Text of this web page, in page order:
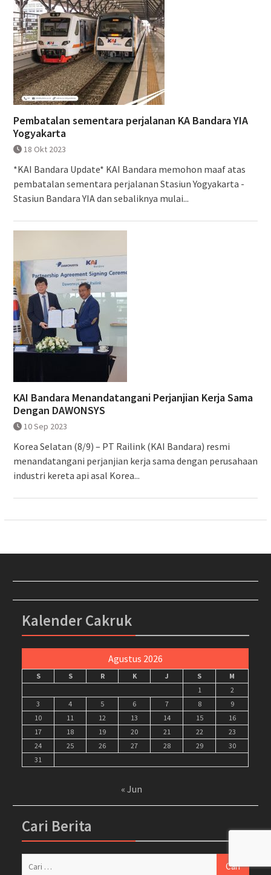
Pembatalan sementara perjalanan KA Bandara YIA
Yogyakarta
18 Okt 2023
*KAI Bandara Update* KAI Bandara memohon maaf atas
pembatalan sementara perjalanan Stasiun Yogyakarta -
Stasiun Bandara YIA dan sebaliknya mulai...
KAI Bandara Menandatangani Perjanjian Kerja Sama
Dengan DAWONSYS
10 Sep 2023
Korea Selatan (8/9) – PT Railink (KAI Bandara) resmi
menandatangani perjanjian kerja sama dengan perusahaan
industri kereta api asal Korea...
Kalender Cakruk
Agustus 2026
S S R K J S
M
1
2
3
4 5 6 7 8
9
10
11 12 13 14 15
16
17
18 19 20 21 22
23
24
25 26 27 28 29
30
31
« Jun
Cari Berita